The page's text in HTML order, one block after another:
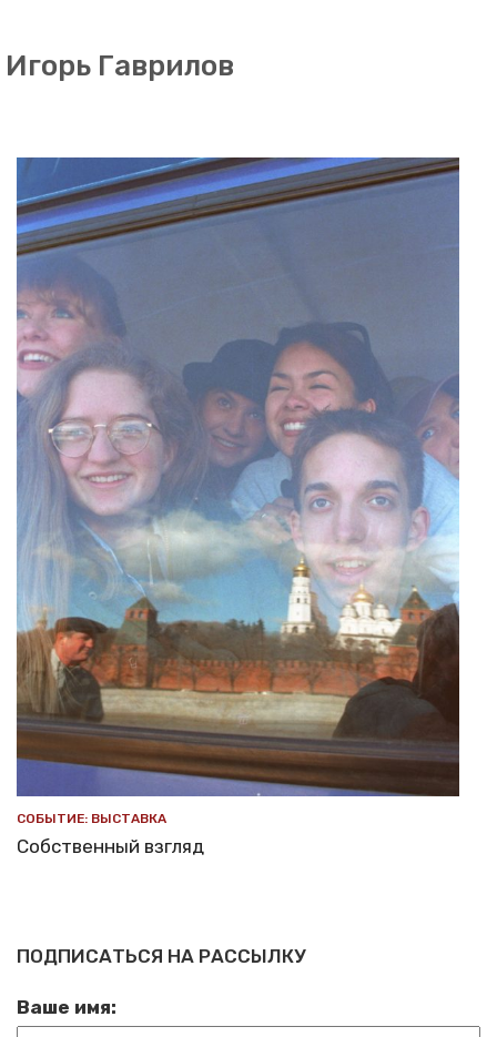
Игорь Гаврилов
СОБЫТИЕ: ВЫСТАВКА
Собственный взгляд
ПОДПИСАТЬСЯ НА РАССЫЛКУ
Ваше имя: